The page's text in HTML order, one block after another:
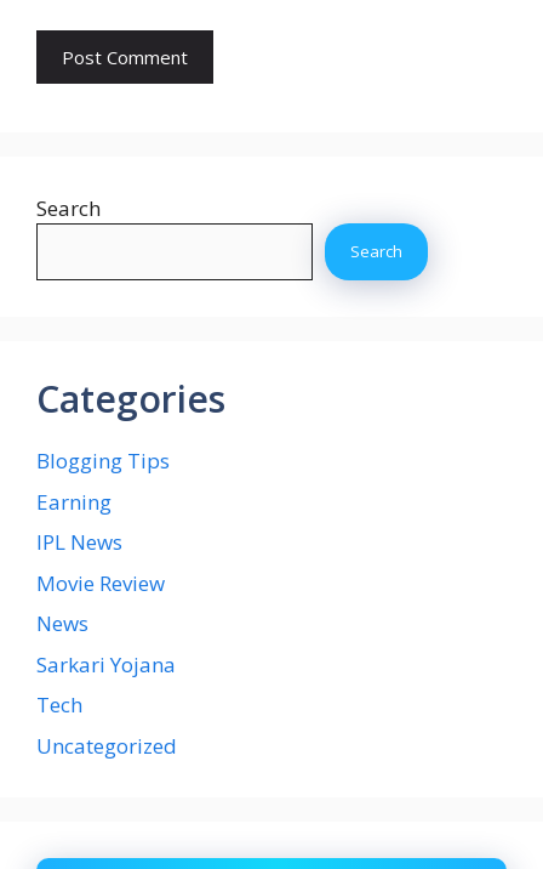
Search
Search
Categories
Blogging Tips
Earning
IPL News
Movie Review
News
Sarkari Yojana
Tech
Uncategorized